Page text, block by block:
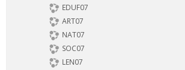
EDUF07
ART07
NAT07
SOC07
LEN07